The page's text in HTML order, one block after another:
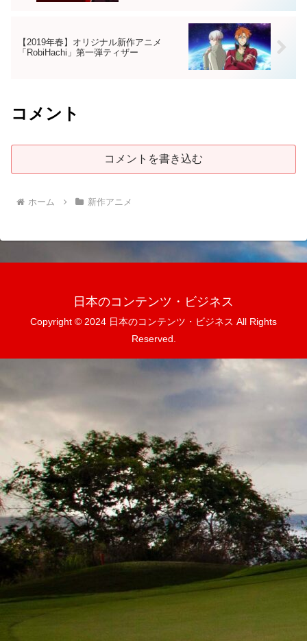
【2019年春】オリジナル新作アニメ
「RobiHachi」第一弾ティザー
コメント
コメントを書き込む
ホーム 新作アニメ
日本のコンテンツ・ビジネス
Copyright © 2024 日本のコンテンツ・ビジネス All Rights
Reserved.